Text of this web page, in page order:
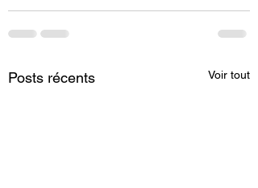
Posts récents Voir tout